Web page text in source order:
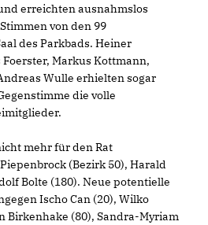
erreichten ausnahmslos
von den 99
des Parkbads. Heiner
Markus Kottmann,
Wulle erhielten sogar
die volle
mehr für den Rat
(Bezirk 50), Harald
Bolte (180). Neue potentielle
Ischo Can (20), Wilko
Birkenhake (80), Sandra-Myriam